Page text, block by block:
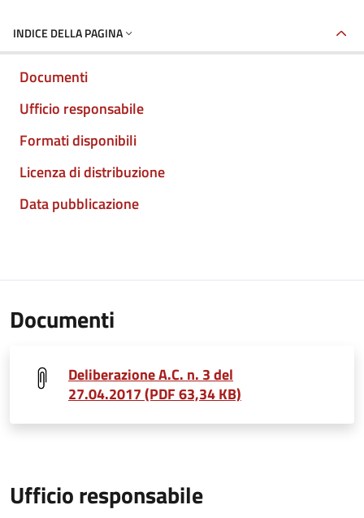
INDICE DELLA PAGINA
Documenti
Ufficio responsabile
Formati disponibili
Licenza di distribuzione
Data pubblicazione
Documenti
Deliberazione A.C. n. 3 del
27.04.2017 (PDF 63,34 KB)
Ufficio responsabile